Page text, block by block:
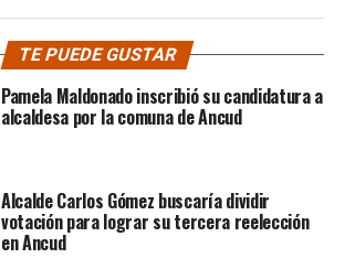
TE PUEDE GUSTAR
Pamela Maldonado inscribió su candidatura a
alcaldesa por la comuna de Ancud
Alcalde Carlos Gómez buscaría dividir
votación para lograr su tercera reelección
en Ancud